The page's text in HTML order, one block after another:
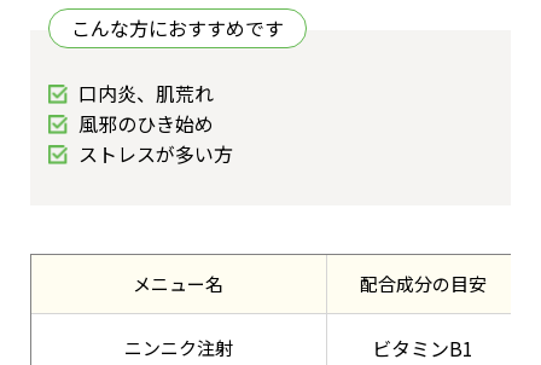
こんな方におすすめです
口内炎、肌荒れ
風邪のひき始め
ストレスが多い方
メニュー名 配合成分の目安
ニンニク注射 ビタミンB1